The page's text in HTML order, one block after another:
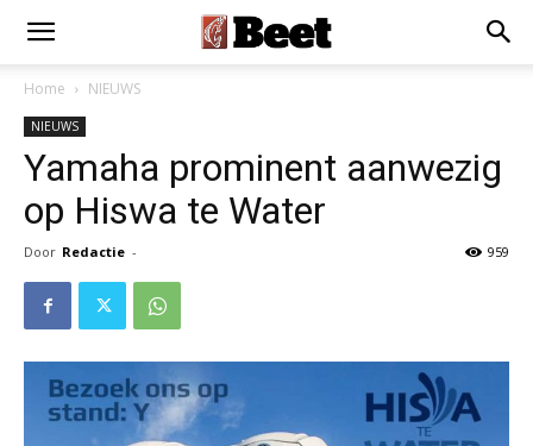
Home NIEUWS
NIEUWS
Yamaha prominent aanwezig
op Hiswa te Water
Door Redactie - 959